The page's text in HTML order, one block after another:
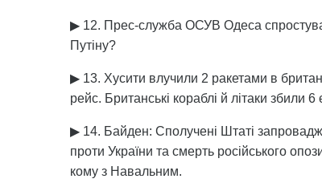
▶ 12. Прес-служба ОСУВ Одеса
Путіну?
▶ 13. Хусити влучили 2 ракетами в
рейс. Британські кораблі й літаки
▶ 14. Байден: Сполучені Штаті
проти України та смерть російського
кому з Навальним.